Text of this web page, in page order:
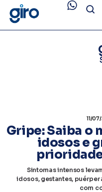
11/
Gripe: Saiba o
idosos e
Sintomas intensos
idosos, gestantes,
com